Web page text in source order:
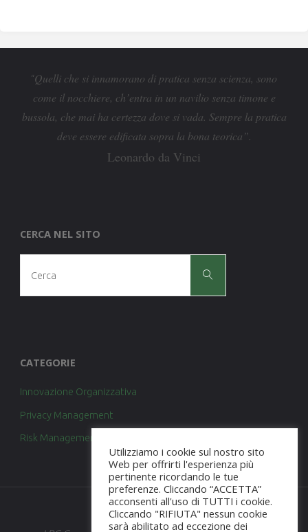
“Quelli che si innamorano di pratica senza scienza, sono
come il nocchiere, ch’entra in un navilio senza timone e
bussola, che mai ha certezza dove si vada. Sempre la pratica
deve essere edificata sopra la bona teorica”.
Leonardo da Vinci
CERCA NEL SITO
Cerca
CATEGORIE
Innovazione Organizzativa
Privacy Management
Risk Management
Utilizziamo i cookie sul nostro sito
Web per offrirti l'esperienza più
pertinente ricordando le tue
preferenze. Cliccando “ACCETTA”
acconsenti all'uso di TUTTI i cookie.
Cliccando "RIFIUTA" nessun cookie
sarà abilitato ad eccezione dei